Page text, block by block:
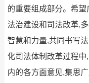
的重要组成部分。希
法治建设和司法改革,
智慧和力量,共同书写
化司法体制改革过程
内的各方面意见,集思